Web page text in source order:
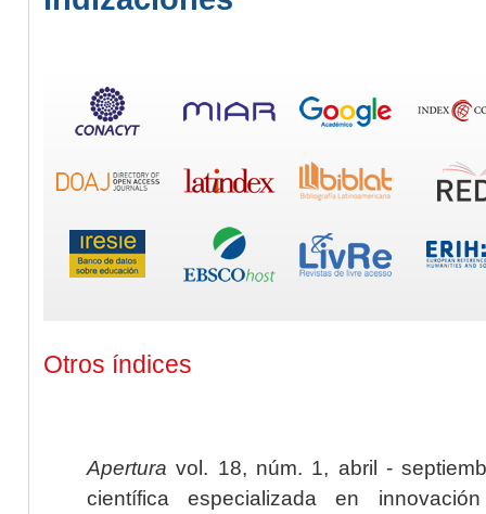
Otros índices
Apertura vol. 18, núm. 1, abril -
científica especializada en